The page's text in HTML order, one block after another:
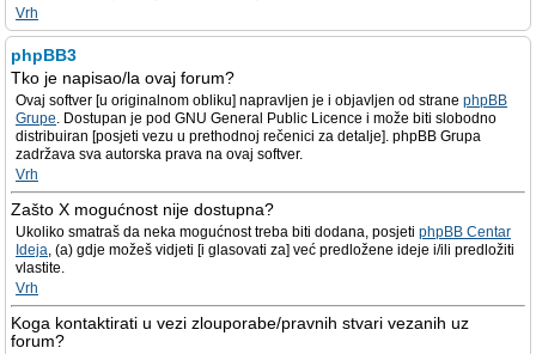
Vrh
phpBB3
Tko je napisao/la ovaj forum?
Ovaj softver [u originalnom obliku] napravljen je i objavljen od strane phpBB
Grupe. Dostupan je pod GNU General Public Licence i može biti slobodno
distribuiran [posjeti vezu u prethodnoj rečenici za detalje]. phpBB Grupa
zadržava sva autorska prava na ovaj softver.
Vrh
Zašto X mogućnost nije dostupna?
Ukoliko smatraš da neka mogućnost treba biti dodana, posjeti phpBB Centar
Ideja, (a) gdje možeš vidjeti [i glasovati za] već predložene ideje i/ili predložiti
vlastite.
Vrh
Koga kontaktirati u vezi zlouporabe/pravnih stvari vezanih uz
forum?